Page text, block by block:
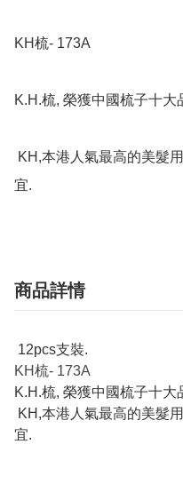
KH梳- 173A
K.H.梳, 榮獲中國梳子十大
宜.
商品詳情
12pcs支裝.
KH梳- 173A
K.H.梳, 榮獲中國梳子十
KH,本港人氣最高的美髮
宜.